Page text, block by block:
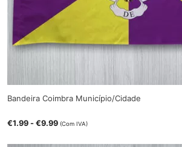
Bandeira Coimbra Município/Cidade
€1.99 -€9.99 (Com IVA)